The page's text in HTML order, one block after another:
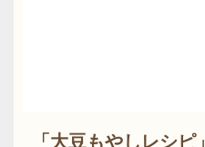
「大豆もやしレシ